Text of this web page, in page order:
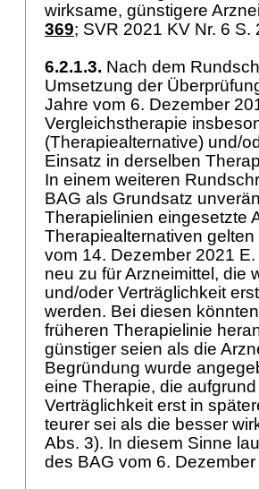
wirksame, günstigere
369; SVR 2021 KV Nr. 6
6.2.1.3. Nach dem
Umsetzung der
Jahre vom 6. Dezember
Vergleichstherapie
(Therapiealternative) und/
Einsatz in derselben
In einem weiteren
BAG als Grundsatz
Therapielinien eingesetzte
Therapiealternativen
vom 14. Dezember 2021
neu zu für Arzneimittel, die
und/oder Verträglichkeit
werden. Bei diesen
früheren Therapielinie
günstiger seien als die
Begründung wurde
eine Therapie, die
Verträglichkeit erst in
teurer sei als die besser
Abs. 3). In diesem Sinne
des BAG vom 6.